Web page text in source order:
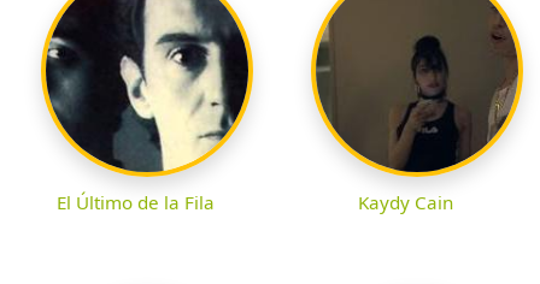
El Último de la Fila Kaydy Cain